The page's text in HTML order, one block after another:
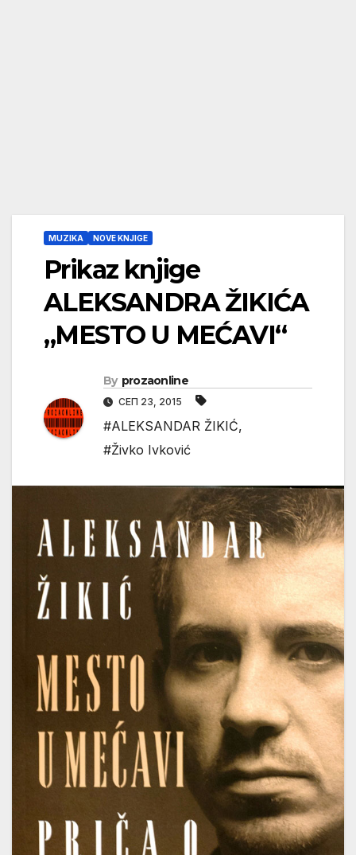
MUZIKA NOVE KNJIGE
Prikaz knjige
ALEKSANDRA ŽIKIĆA
„MESTO U MEĆAVI“
By prozaonline
СЕП 23, 2015
#ALEKSANDAR ŽIKIĆ,
#Živko Ivković